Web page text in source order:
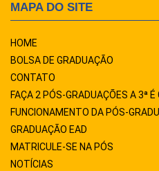
MAPA DO SITE
HOME
BOLSA DE GRADUAÇÃO
CONTATO
FAÇA 2 PÓS-GRADUAÇÕES A 3ª É
FUNCIONAMENTO DA PÓS-
GRADUAÇÃO EAD
MATRICULE-SE NA PÓS
NOTÍCIAS